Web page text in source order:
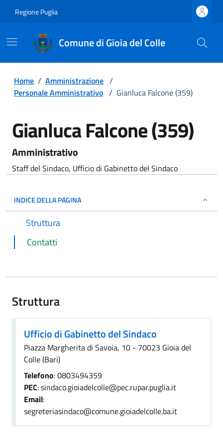
Regione Puglia
Comune di Gioia del Colle
Home / Amministrazione /
Personale Amministrativo / Gianluca Falcone (359)
Gianluca Falcone (359)
Amministrativo
Staff del Sindaco, Ufficio di Gabinetto del Sindaco
INDICE DELLA PAGINA
Struttura
Contatti
Struttura
Ufficio di Gabinetto del Sindaco
Piazza Margherita di Savoia, 10 - 70023 Gioia del
Colle (Bari)
Telefono: 0803494359
PEC: sindaco.gioiadelcolle@pec.rupar.puglia.it
Email:
segreteriasindaco@comune.gioiadelcolle.ba.it